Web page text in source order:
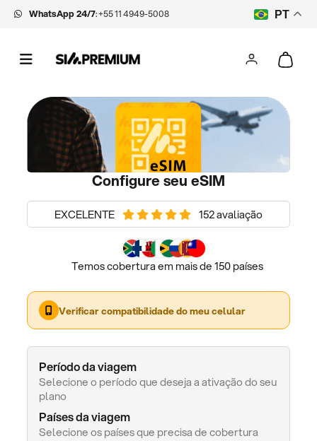
WhatsApp 24/7:+55 11 4949-5008 PT
Configure seu eSIM
EXCELENTE 152 avaliação
Temos cobertura em mais de 150 países
Verificar compatibilidade do meu celular
Período da viagem
Selecione o período que deseja a ativação do seu
plano
Países da viagem
Selecione os países que precisa de cobertura